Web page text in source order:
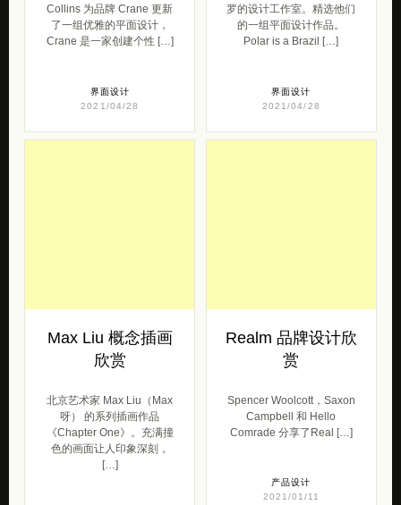
Collins 为品牌 Crane 更新
了一组优雅的平面设计，
Crane 是一家创建个性 […]
界面设计
2021/04/28
罗的设计工作室。精选他们
的一组平面设计作品。
Polar is a Brazil […]
界面设计
2021/04/28
Max Liu 概念插画
欣赏
北京艺术家 Max Liu（Max
呀） 的系列插画作品
《Chapter One》。充满撞
色的画面让人印象深刻，
[…]
Realm 品牌设计欣
赏
Spencer Woolcott，Saxon
Campbell 和 Hello
Comrade 分享了Real […]
产品设计
2021/01/11